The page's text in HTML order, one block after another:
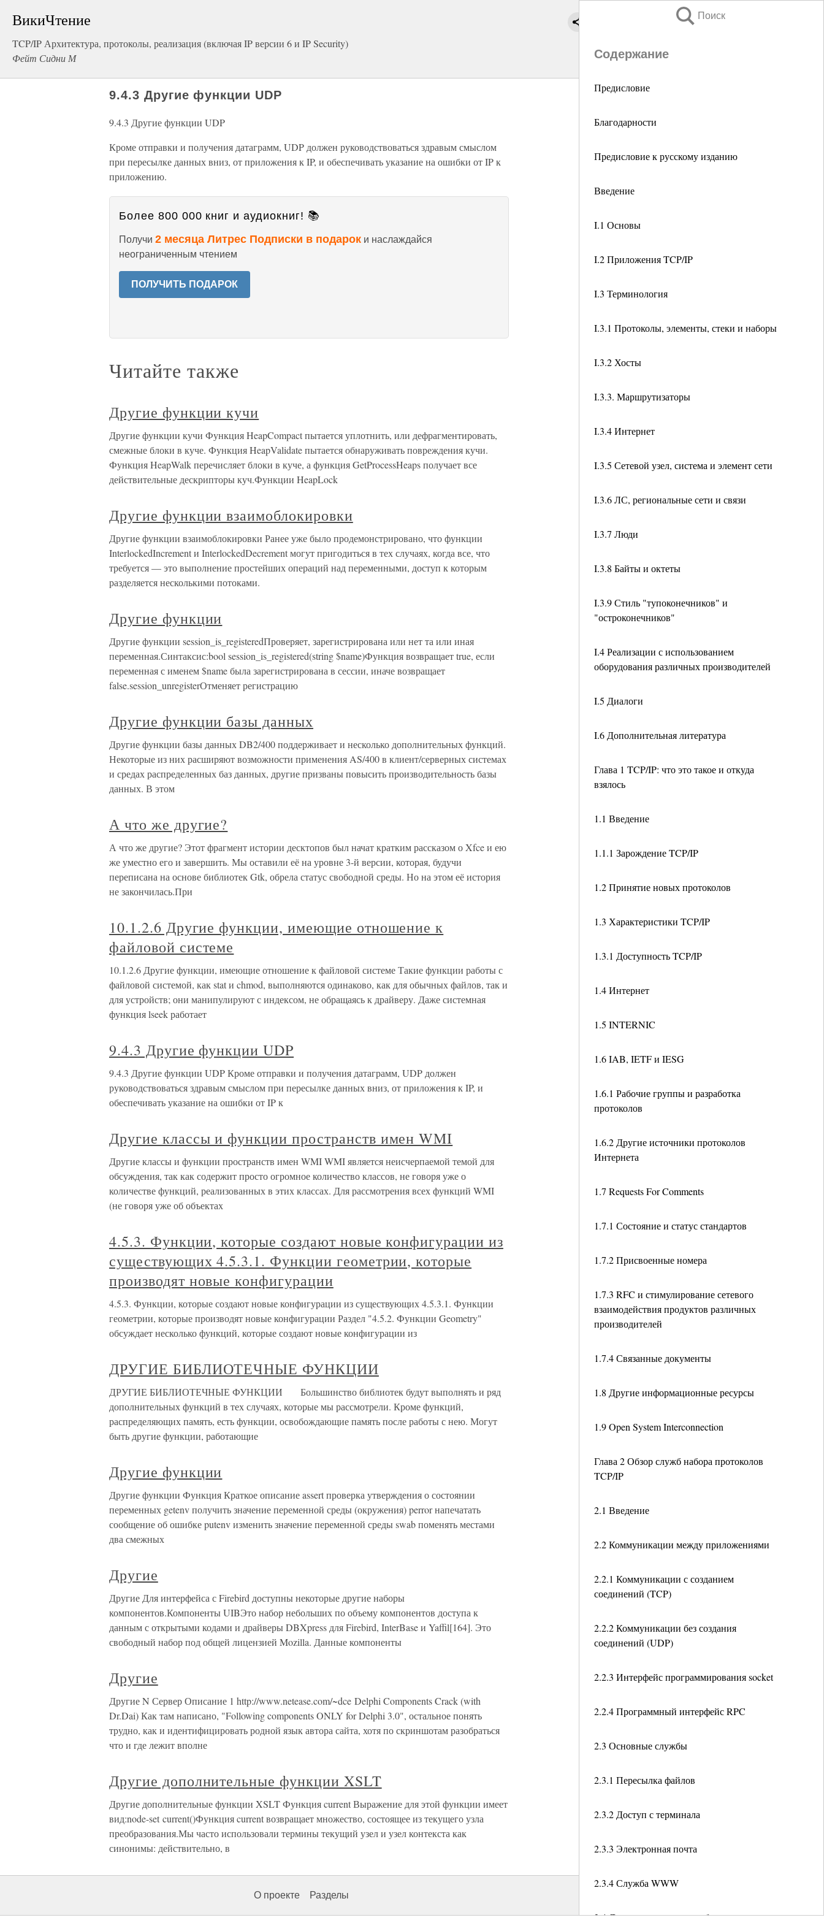
ВикиЧтение
TCP/IP Архитектура, протоколы, реализация (включая IP версии 6 и IP Security)
Фейт Сидни М
Поиск
Содержание
Предисловие
Благодарности
Предисловие к русскому изданию
Введение
I.1 Основы
I.2 Приложения TCP/IP
I.3 Терминология
I.3.1 Протоколы, элементы, стеки и наборы
I.3.2 Хосты
I.3.3. Маршрутизаторы
I.3.4 Интернет
I.3.5 Сетевой узел, система и элемент сети
I.3.6 ЛС, региональные сети и связи
I.3.7 Люди
I.3.8 Байты и октеты
I.3.9 Стиль "тупоконечников" и
"остроконечников"
I.4 Реализации с использованием
оборудования различных производителей
I.5 Диалоги
I.6 Дополнительная литература
Глава 1 TCP/IP: что это такое и откуда
взялось
1.1 Введение
1.1.1 Зарождение TCP/IP
1.2 Принятие новых протоколов
1.3 Характеристики TCP/IP
1.3.1 Доступность TCP/IP
1.4 Интернет
1.5 INTERNIC
1.6 IAB, IETF и IESG
1.6.1 Рабочие группы и разработка
протоколов
1.6.2 Другие источники протоколов
Интернета
1.7 Requests For Comments
1.7.1 Состояние и статус стандартов
1.7.2 Присвоенные номера
1.7.3 RFC и стимулирование сетевого
взаимодействия продуктов различных
производителей
1.7.4 Связанные документы
1.8 Другие информационные ресурсы
1.9 Open System Interconnection
Глава 2 Обзор служб набора протоколов
TCP/IP
2.1 Введение
2.2 Коммуникации между приложениями
2.2.1 Коммуникации с созданием
соединений (TCP)
2.2.2 Коммуникации без создания
соединений (UDP)
2.2.3 Интерфейс программирования socket
2.2.4 Программный интерфейс RPC
2.3 Основные службы
2.3.1 Пересылка файлов
2.3.2 Доступ с терминала
2.3.3 Электронная почта
2.3.4 Служба WWW
2.4 Дополнительные службы
9.4.3 Другие функции UDP
9.4.3 Другие функции UDP
Кроме отправки и получения датаграмм, UDP должен руководствоваться здравым смыслом
при пересылке данных вниз, от приложения к IP, и обеспечивать указание на ошибки от IP к
приложению.
Более 800 000 книг и аудиокниг! 📚
Получи 2 месяца Литрес Подписки в подарок и наслаждайся
неограниченным чтением
ПОЛУЧИТЬ ПОДАРОК
Читайте также
Другие функции кучи
Другие функции кучи Функция HeapCompact пытается уплотнить, или дефрагментировать,
смежные блоки в куче. Функция HeapValidate пытается обнаруживать повреждения кучи.
Функция HeapWalk перечисляет блоки в куче, а функция GetProcessHeaps получает все
действительные дескрипторы куч.Функции HeapLock
Другие функции взаимоблокировки
Другие функции взаимоблокировки Ранее уже было продемонстрировано, что функции
InterlockedIncrement и InterlockedDecrement могут пригодиться в тех случаях, когда все, что
требуется — это выполнение простейших операций над переменными, доступ к которым
разделяется несколькими потоками.
Другие функции
Другие функции session_is_registeredПроверяет, зарегистрирована или нет та или иная
переменная.Синтаксис:bool session_is_registered(string $name)Функция возвращает true, если
переменная с именем $name была зарегистрирована в сессии, иначе возвращает
false.session_unregisterОтменяет регистрацию
Другие функции базы данных
Другие функции базы данных DB2/400 поддерживает и несколько дополнительных функций.
Некоторые из них расширяют возможности применения AS/400 в клиент/серверных системах
и средах распределенных баз данных, другие призваны повысить производительность базы
данных. В этом
А что же другие?
А что же другие? Этот фрагмент истории десктопов был начат кратким рассказом о Xfce и ею
же уместно его и завершить. Мы оставили её на уровне 3-й версии, которая, будучи
переписана на основе библиотек Gtk, обрела статус свободной среды. Но на этом её история
не закончилась.При
10.1.2.6 Другие функции, имеющие отношение к
файловой системе
10.1.2.6 Другие функции, имеющие отношение к файловой системе Такие функции работы с
файловой системой, как stat и chmod, выполняются одинаково, как для обычных файлов, так и
для устройств; они манипулируют с индексом, не обращаясь к драйверу. Даже системная
функция lseek работает
9.4.3 Другие функции UDP
9.4.3 Другие функции UDP Кроме отправки и получения датаграмм, UDP должен
руководствоваться здравым смыслом при пересылке данных вниз, от приложения к IP, и
обеспечивать указание на ошибки от IP к
Другие классы и функции пространств имен WMI
Другие классы и функции пространств имен WMI WMI является неисчерпаемой темой для
обсуждения, так как содержит просто огромное количество классов, не говоря уже о
количестве функций, реализованных в этих классах. Для рассмотрения всех функций WMI
(не говоря уже об объектах
4.5.3. Функции, которые создают новые конфигурации из
существующих 4.5.3.1. Функции геометрии, которые
производят новые конфигурации
4.5.3. Функции, которые создают новые конфигурации из существующих 4.5.3.1. Функции
геометрии, которые производят новые конфигурации Раздел "4.5.2. Функции Geometry"
обсуждает несколько функций, которые создают новые конфигурации из
ДРУГИЕ БИБЛИОТЕЧНЫЕ ФУНКЦИИ
ДРУГИЕ БИБЛИОТЕЧНЫЕ ФУНКЦИИ Большинство библиотек будут выполнять и ряд
дополнительных функций в тех случаях, которые мы рассмотрели. Кроме функций,
распределяющих память, есть функции, освобождающие память после работы с нею. Могут
быть другие функции, работающие
Другие функции
Другие функции Функция Краткое описание assert проверка утверждения о состоянии
переменных getenv получить значение переменной среды (окружения) perror напечатать
сообщение об ошибке putenv изменить значение переменной среды swab поменять местами
два смежных
Другие
Другие Для интерфейса с Firebird доступны некоторые другие наборы
компонентов.Компоненты UIBЭто набор небольших по объему компонентов доступа к
данным с открытыми кодами и драйверы DBXpress для Firebird, InterBase и Yaffil[164]. Это
свободный набор под общей лицензией Mozilla. Данные компоненты
Другие
Другие N Сервер Описание 1 http://www.netease.com/~dce Delphi Components Crack (with
Dr.Dai) Как там написано, "Following components ONLY for Delphi 3.0", остальное понять
трудно, как и идентифицировать родной язык автора сайта, хотя по скриншотам разобраться
что и где лежит вполне
Другие дополнительные функции XSLT
Другие дополнительные функции XSLT Функция current Выражение для этой функции имеет
вид:node-set current()Функция current возвращает множество, состоящее из текущего узла
преобразования.Мы часто использовали термины текущий узел и узел контекста как
синонимы: действительно, в
О проекте Разделы